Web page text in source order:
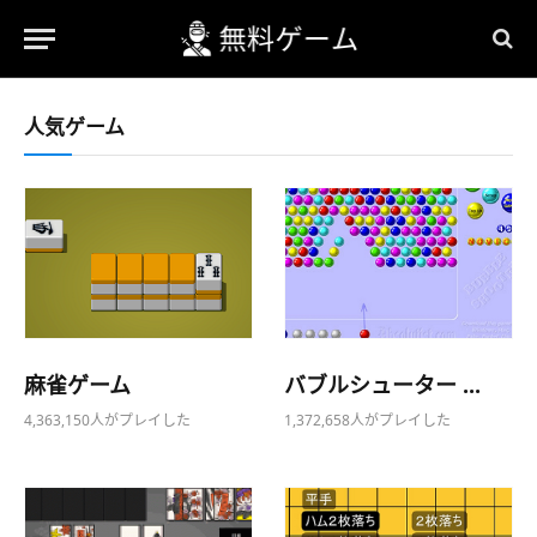
人気ゲーム
麻雀ゲーム
4,363,150人がプレイした
バブルシューター ...
1,372,658人がプレイした